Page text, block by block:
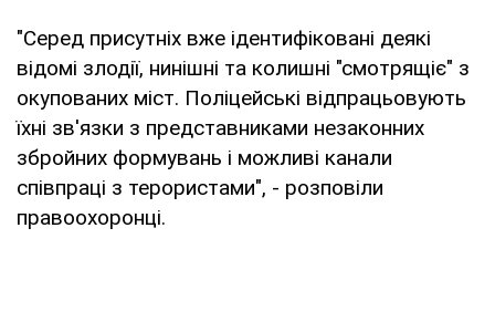
"Серед присутніх вже ідентифіковані деякі
відомі злодії, нинішні та колишні "смотрящіє" з
окупованих міст. Поліцейські відпрацьовують
їхні зв'язки з представниками незаконних
збройних формувань і можливі канали
співпраці з терористами", - розповіли
правоохоронці.